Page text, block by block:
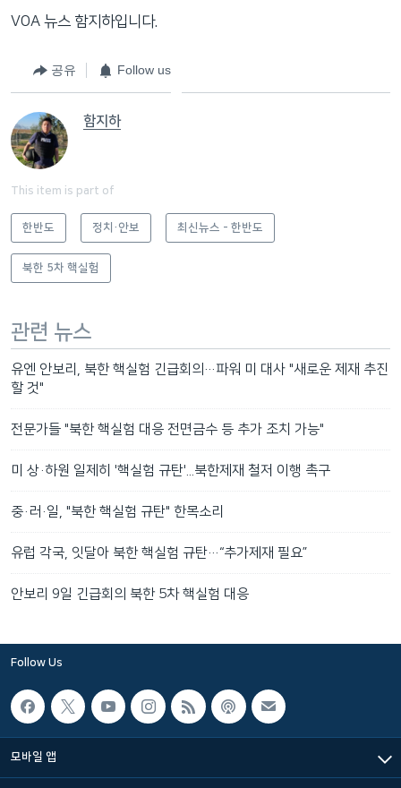
VOA 뉴스 함지하입니다.
공유 Follow us
함지하
This item is part of
한반도 정치·안보 최신뉴스 - 한반도
북한 5차 핵실험
관련 뉴스
유엔 안보리, 북한 핵실험 긴급회의…파워 미 대사 "새로운 제재 추진
할 것"
전문가들 "북한 핵실험 대응 전면금수 등 추가 조치 가능"
미 상·하원 일제히 '핵실험 규탄'...북한제재 철저 이행 촉구
중·러·일, "북한 핵실험 규탄" 한목소리
유럽 각국, 잇달아 북한 핵실험 규탄…“추가제재 필요”
안보리 9일 긴급회의 북한 5차 핵실험 대응
Follow Us
모바일 앱